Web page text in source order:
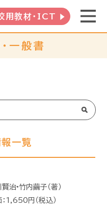
用教材・ICT
一般書
一覧
治•竹内繭子（著）
1,650円（税込）